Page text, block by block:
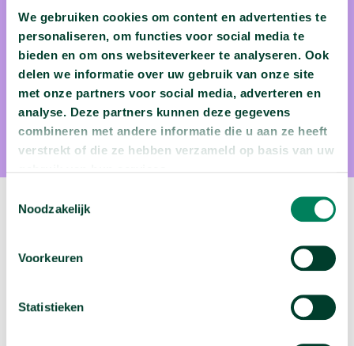
We gebruiken cookies om content en advertenties te
personaliseren, om functies voor social media te
bieden en om ons websiteverkeer te analyseren. Ook
delen we informatie over uw gebruik van onze site
met onze partners voor social media, adverteren en
analyse. Deze partners kunnen deze gegevens
combineren met andere informatie die u aan ze heeft
verstrekt of die ze hebben verzameld op basis van uw
Noodzakelijk
Voorkeuren
Statistieken
Charlotte Fraza is neurowetenschapper met een
multidisciplinaire achtergrond in theoretische
natuurkunde, informatica en cognitieve
neurowetenschappen. Haar onderzoek richt zich momenteel
op geïndividualiseerde hersenmodellen voor psychiatrische
aandoeningen.
Volgende video:
arrow_forward